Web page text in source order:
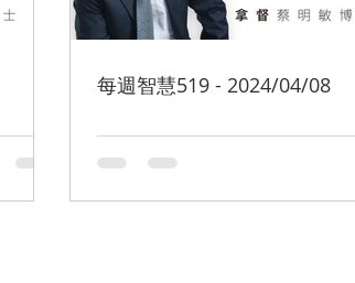
每週智慧519 - 2024/04/08